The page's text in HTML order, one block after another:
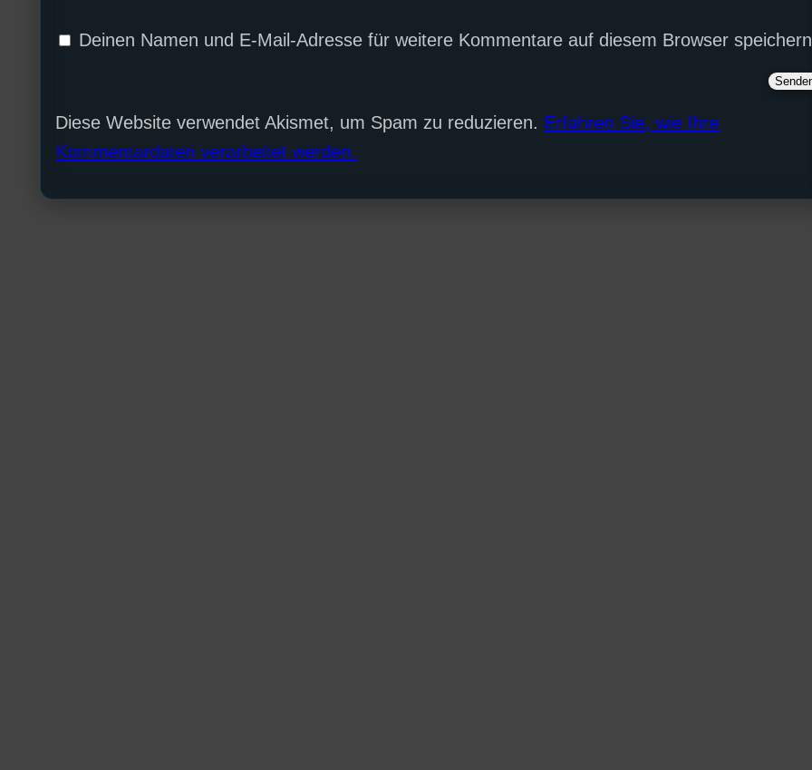
Deinen Namen und E-Mail-Adresse für weitere Kommentare auf diesem Browser
Diese Website verwendet Akismet, um Spam zu reduzieren. Erfahren Sie, wie Ihre
Kommentardaten verarbeitet werden.